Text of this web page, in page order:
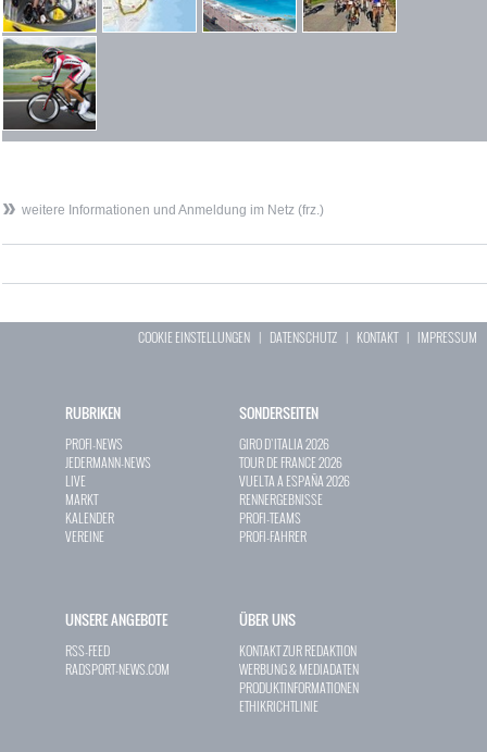
weitere Informationen und Anmeldung im Netz (frz.)
COOKIE EINSTELLUNGEN | DATENSCHUTZ | KONTAKT| IMPRESSUM
RUBRIKEN
PROFI-NEWS
JEDERMANN-NEWS
LIVE
MARKT
KALENDER
VEREINE
SONDERSEITEN
GIRO D`ITALIA 2026
TOUR DE FRANCE 2026
VUELTA A ESPAÑA 2026
RENNERGEBNISSE
PROFI-TEAMS
PROFI-FAHRER
UNSERE ANGEBOTE
RSS-FEED
RADSPORT-NEWS.COM
ÜBER UNS
KONTAKT ZUR REDAKTION
WERBUNG & MEDIADATEN
PRODUKTINFORMATIONEN
ETHIKRICHTLINIE